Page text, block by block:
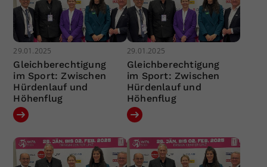
29.01.2025
Gleichberechtigung
im Sport: Zwischen
Hürdenlauf und
Höhenflug
29.01.2025
Gleichberechtigung
im Sport: Zwischen
Hürdenlauf und
Höhenflug